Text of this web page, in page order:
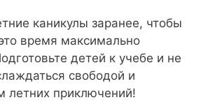
каникулы заранее, чтобы
время максимально
детей к учебе и не
свободой и
летних приключений!